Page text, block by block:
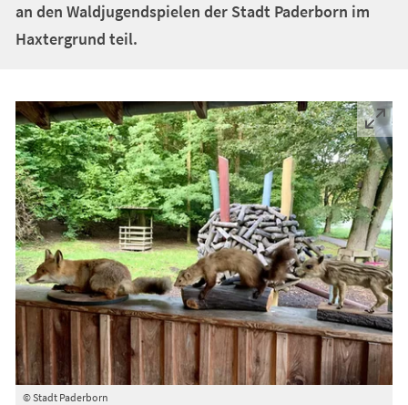
an den Waldjugendspielen der Stadt Paderborn im
Haxtergrund teil.
© Stadt Paderborn